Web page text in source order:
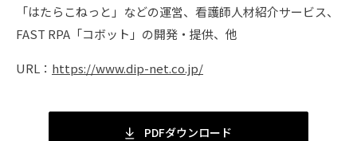
「はたらこねっと」などの運営、看護師人材紹介サービス、
FAST RPA「コボット」の開発・提供、他
URL： https://www.dip-net.co.jp/
PDFダウンロード